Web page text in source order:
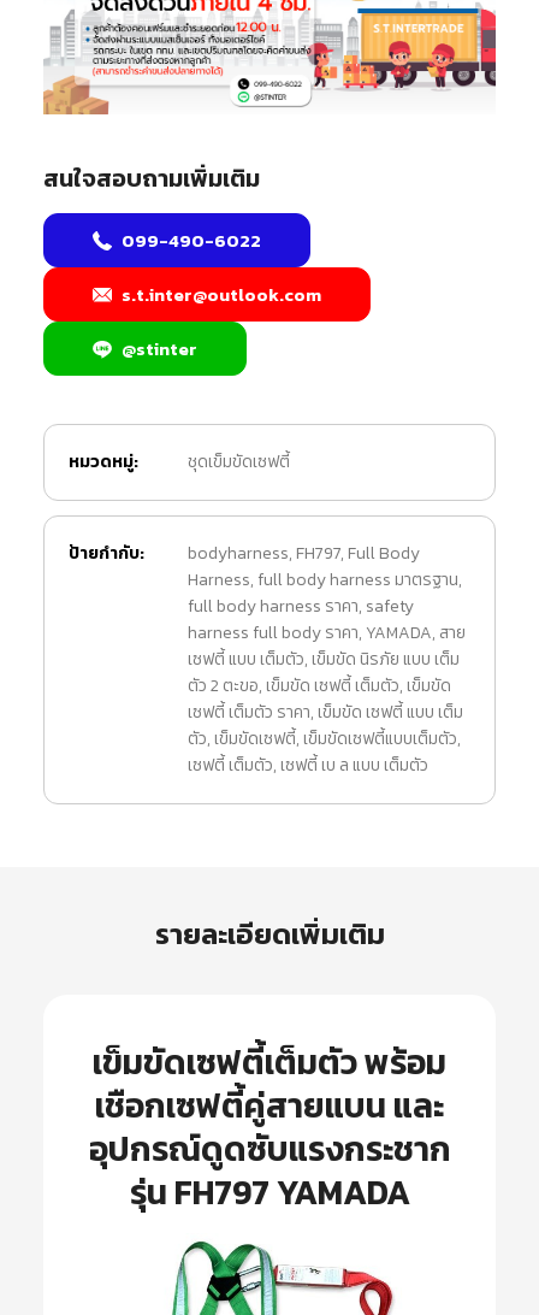
สนใจสอบถามเพิ่มเติม
099-490-6022
s.t.inter@outlook.com
@stinter
หมวดหมู่: ชุดเข็มขัดเซฟตี้
ป้ายกำกับ: bodyharness, FH797, Full Body
Harness, full body harness มาตรฐาน,
full body harness ราคา, safety
harness full body ราคา, YAMADA, สาย
เซฟตี้ แบบ เต็มตัว, เข็มขัด นิรภัย แบบ เต็ม
ตัว 2 ตะขอ, เข็มขัด เซฟตี้ เต็มตัว, เข็มขัด
เซฟตี้ เต็มตัว ราคา, เข็มขัด เซฟตี้ แบบ เต็ม
ตัว, เข็มขัดเซฟตี้, เข็มขัดเซฟตี้แบบเต็มตัว,
เซฟตี้ เต็มตัว, เซฟตี้ เบ ล แบบ เต็มตัว
รายละเอียดเพิ่มเติม
เข็มขัดเซฟตี้เต็มตัว พร้อม
เชือกเซฟตี้คู่สายแบน และ
อุปกรณ์ดูดซับแรงกระชาก
รุ่น FH797 YAMADA